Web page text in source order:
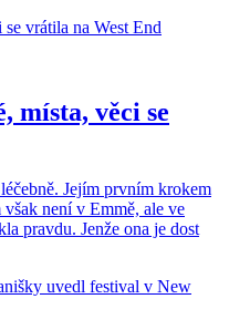
místa, věci se
Jejím prvním krokem
není v Emmě, ale ve
pravdu. Jenže ona je dost